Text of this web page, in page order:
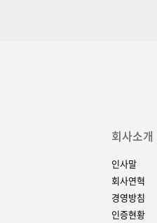
회사소개
인사말
회사연혁
경영방침
인증현황